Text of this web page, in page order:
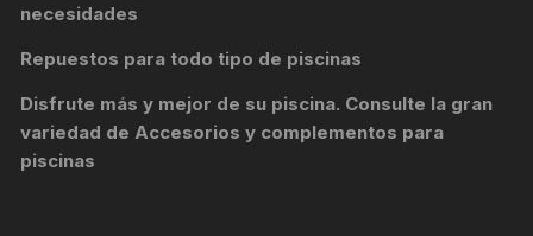
necesidades
Repuestos para todo tipo de piscinas
Disfrute más y mejor de su piscina. Consulte la gran
variedad de Accesorios y complementos para
piscinas